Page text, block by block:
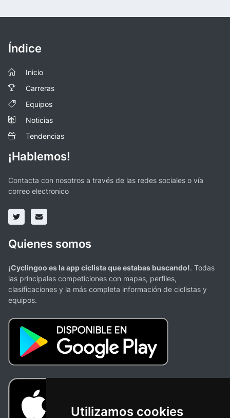
Utilizamos cookies
Índice
Inicio
Carreras
Equipos
Noticias
Tendencias
¡Hablemos!
Contacta con nosotros a través de las redes sociales o vía
correo electronico
Quienes somos
¡Cyclingoo es la app ciclista que estabas buscando!. Todas
las principales competiciones con mapas, perfiles,
clasificaciones y la más completa información de ciclistas y
equipos.